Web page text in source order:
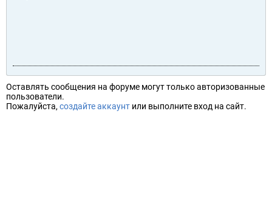
Оставлять сообщения на форуме могут только авторизованные
пользователи.
Пожалуйста, создайте аккаунт или выполните вход на сайт.